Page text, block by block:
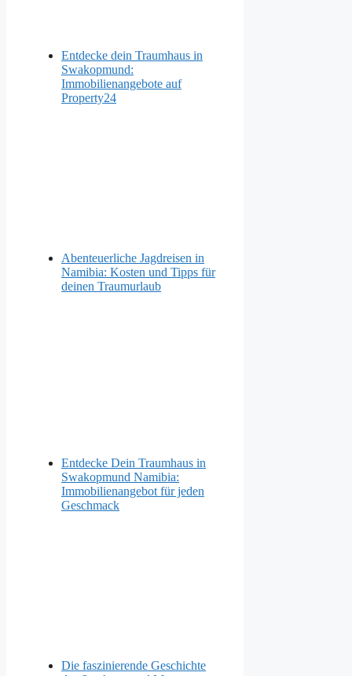
Entdecke dein Traumhaus in
Swakopmund:
Immobilienangebote auf
Property24
Abenteuerliche Jagdreisen in
Namibia: Kosten und Tipps für
deinen Traumurlaub
Entdecke Dein Traumhaus in
Swakopmund Namibia:
Immobilienangebot für jeden
Geschmack
Die faszinierende Geschichte